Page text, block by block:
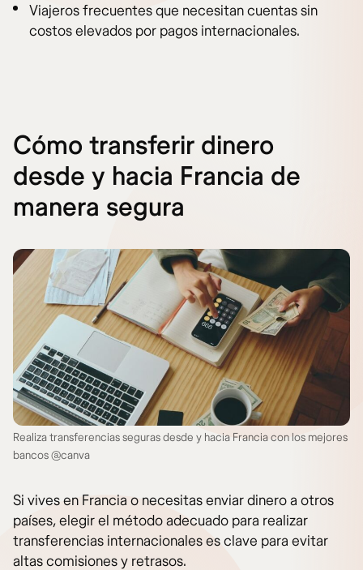
Viajeros frecuentes que necesitan cuentas sin
costos elevados por pagos internacionales.
Cómo transferir dinero
desde y hacia Francia de
manera segura
Realiza transferencias seguras desde y hacia Francia con los mejores
bancos @canva
Si vives en Francia o necesitas enviar dinero a otros
países, elegir el método adecuado para realizar
transferencias internacionales es clave para evitar
altas comisiones y retrasos.